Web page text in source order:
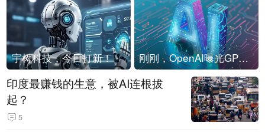
宇树科技，今日打新！ 刚刚，OpenAI曝光GPT-6！传10万亿参数，8月强行发布
印度最赚钱的生意，被AI连根拔
起？
5